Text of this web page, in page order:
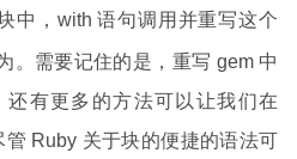
，with 语句调用并重写这个
。需要记住的是，重写 gem 中
有更多的方法可以让我们在
Ruby 关于块的便捷的语法可